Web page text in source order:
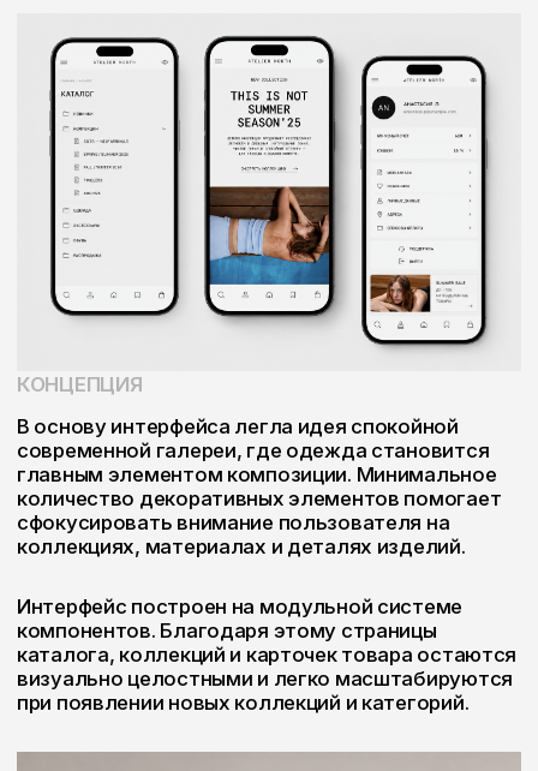
Интерфейс построен на модульной системе
компонентов. Благодаря этому страницы
каталога, коллекций и карточек товара остаются
визуально целостными и легко масштабируются
при появлении новых коллекций и категорий.